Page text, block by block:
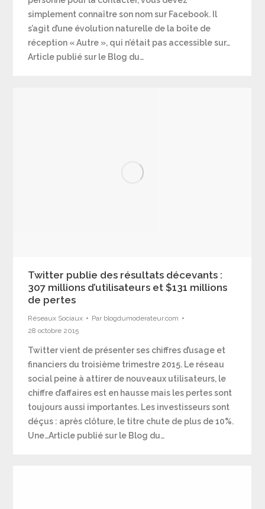
simplement connaître son nom sur Facebook. Il
s’agit d’une évolution naturelle de la boîte de
réception « Autre », qui n’était pas accessible sur…
Article publié sur le Blog du…
Twitter publie des résultats décevants :
307 millions d’utilisateurs et $131 millions
de pertes
Réseaux Sociaux Par blogdumoderateur.com
28 octobre 2015
Twitter vient de présenter ses chiffres d’usage et
financiers du troisième trimestre 2015. Le réseau
social peine à attirer de nouveaux utilisateurs, le
chiffre d’affaires est en hausse mais les pertes sont
toujours aussi importantes. Les investisseurs sont
déçus : après clôture, le titre chute de plus de 10%.
Une…Article publié sur le Blog du…